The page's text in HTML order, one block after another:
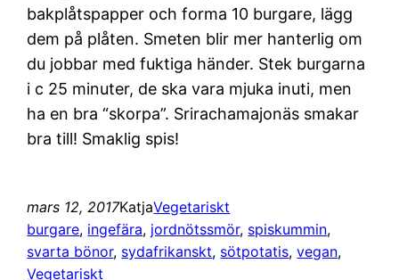
bakplåtspapper och forma 10 burgare, lägg
dem på plåten. Smeten blir mer hanterlig om
du jobbar med fuktiga händer. Stek burgarna
i c 25 minuter, de ska vara mjuka inuti, men
ha en bra “skorpa”. Srirachamajonäs smakar
bra till! Smaklig spis!
mars 12, 2017KatjaVegetariskt
burgare, ingefära, jordnötssmör, spiskummin
svarta bönor, sydafrikanskt, sötpotatis, vegan
Vegetariskt